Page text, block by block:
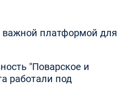
важной платформой для
"Поварское и
работали под